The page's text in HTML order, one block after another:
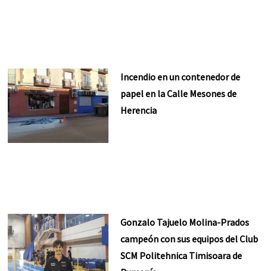
Incendio en un contenedor de
papel en la Calle Mesones de
Herencia
Gonzalo Tajuelo Molina-Prados
campeón con sus equipos del Club
SCM Politehnica Timisoara de